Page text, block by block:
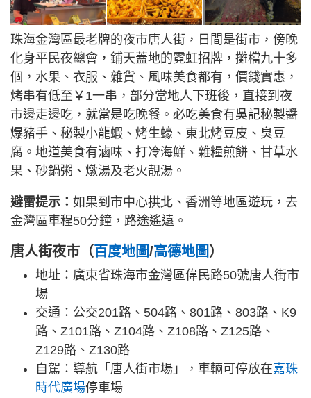
珠海金灣區最老牌的夜市唐人街，日間是街市，傍晚
化身平民夜總會，鋪天蓋地的霓虹招牌，攤檔九十多
個，水果、衣服、雜貨、風味美食都有，價錢實惠，
烤串有低至￥1一串，部分當地人下班後，直接到夜
市邊走邊吃，就當是吃晚餐。必吃美食有吳記秘製醬
爆豬手、秘製小龍蝦、烤生蠔、東北烤豆皮、臭豆
腐。地道美食有滷味、打冷海鮮、雜糧煎餅、甘草水
果、砂鍋粥、燉湯及老火靚湯。
避雷提示： 如果到市中心拱北、香洲等地區遊玩，去
金灣區車程50分鐘，路途遙遠。
唐人街夜市（百度地圖/高德地圖 ）
地址：廣東省珠海市金灣區偉民路50號唐人街市
場
交通：公交201路、504路、801路、803路、K9
路、Z101路、Z104路、Z108路、Z125路、
Z129路、Z130路
自駕：導航「唐人街市場」，車輛可停放在嘉珠
時代廣場停車場